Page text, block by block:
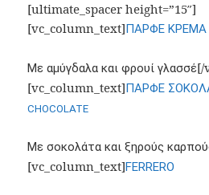
[ultimate_spacer height=”15″]
[vc_column_text] ΠΑΡΦΕ ΚΡΕΜΑ
Με αμύγδαλα και φρουί γλασσέ[/
[vc_column_text] ΠΑΡΦΕ
CHOCOLATE
Με σοκολάτα και ξηρούς
[vc_column_text]FERRERO